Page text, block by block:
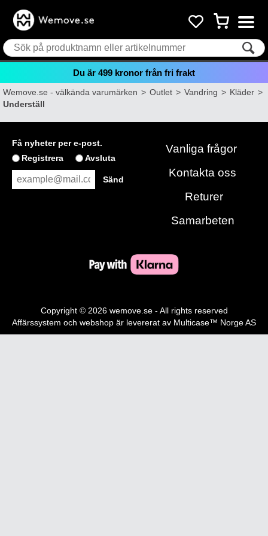
Du är 499 kronor från fri frakt
Wemove.se - välkända varumärken>Outlet>Vandring>Kläder>
Underställ
Få nyheter per e-post.
Registrera
Avsluta
Vanliga frågor
Kontakta oss
Returer
Samarbeten
Copyright © 2026 wemove.se - All rights reserved
Affärssystem och webshop är levererat av Multicase™ Norge AS